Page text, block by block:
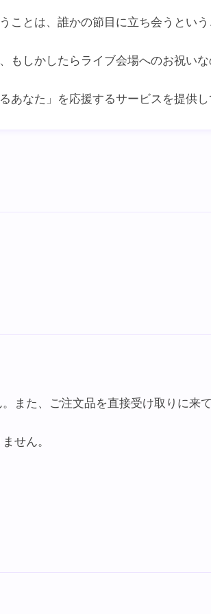
ことは、 誰かの節目に立ち会うという
もしかしたら ライブ会場へのお祝いな
あなた」を応援するサービスを提供し
また、ご注文品を直接受け取りに来
せん。